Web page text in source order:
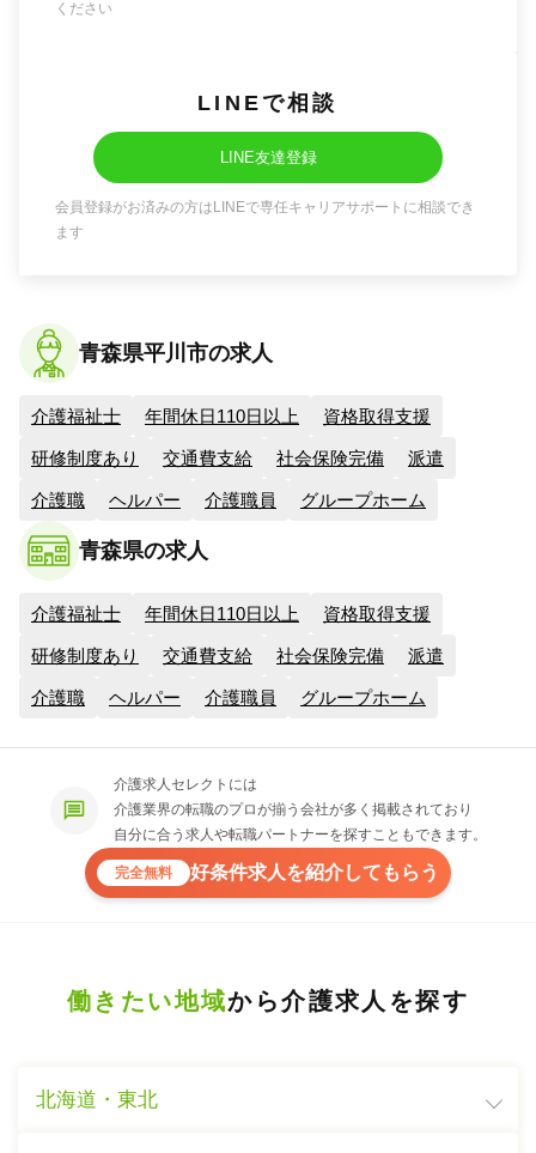
ください
LINEで相談
LINE友達登録
会員登録がお済みの方はLINEで専任キャリアサポートに相談でき
ます
青森県平川市の求人
介護福祉士 年間休日110日以上 資格取得支援
研修制度あり 交通費支給 社会保険完備 派遣
介護職 ヘルパー 介護職員 グループホーム
青森県の求人
介護福祉士 年間休日110日以上 資格取得支援
研修制度あり 交通費支給 社会保険完備 派遣
介護職 ヘルパー 介護職員 グループホーム
介護求人セレクトには
介護業界の転職のプロが揃う会社が多く掲載されており
自分に合う求人や転職パートナーを探すこともできます。
完全無料 好条件求人を紹介してもらう
働きたい地域から介護求人を探す
北海道・東北